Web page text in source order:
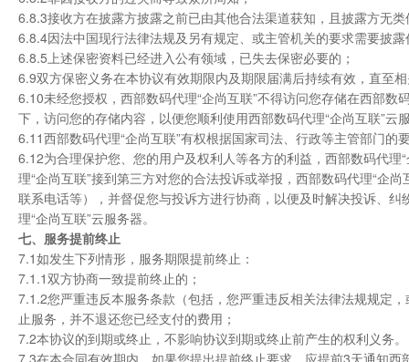
6.8.3接收方在披露方披露之前已由其他合法渠道获知，且披露方无
6.8.4因法中国现行法律法规及另有规定、或主管机关的要求需要披
6.8.5上述保密资料已经进入公有领域，已失去保密必要的；
6.9双方保密义务在本协议有效期限内及期限届满后持续有效，直至
6.10未经您授权，西部数码代理“企尚互联”不得访问您存储在西部数
下，访问您的存储内容，以便您顺利使用西部数码代理“企尚互联”云
6.11西部数码代理“企尚互联”有权根据国家司法、行政等主管部门
6.12为合理保护您、您的用户及权利人等各方的利益，西部数码代
理“企尚互联”接到第三方对您的合法投诉或举报，西部数码代理“企
联系电话等），并督促您与投诉方进行协商，以便及时解决投诉、
理“企尚互联”云服务器。
七、服务提前终止
7.1如发生下列情形，服务期限提前终止：
7.1.1双方协商一致提前终止的；
7.1.2您严重违反本服务条款（包括，您严重违反相关法律法规规定
止服务，并不退还您已经支付的费用；
7.2本协议的到期或终止，不影响协议到期或终止前产生的权利义务。
7.3在本合同有效期内，如果您提出提前终止要求，应提前3天通知